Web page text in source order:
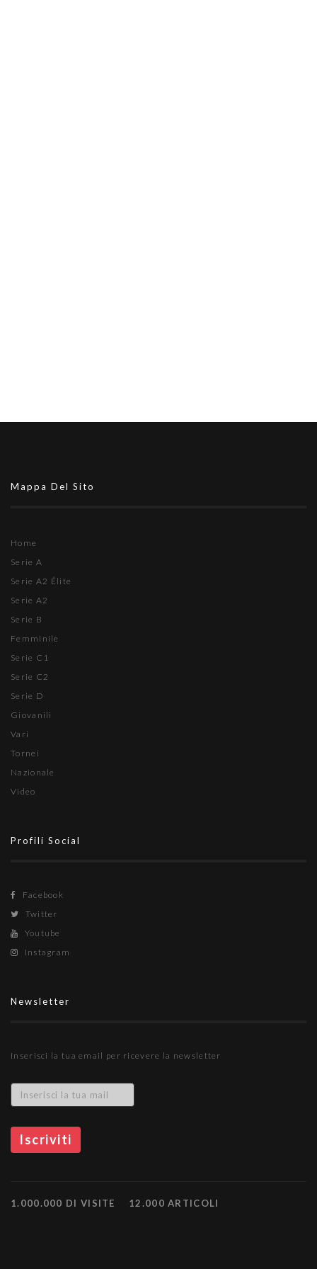
Mappa Del Sito
Home
Serie A
Serie A2 Élite
Serie A2
Serie B
Femminile
Serie C1
Serie C2
Serie D
Giovanili
Vari
Tornei
Nazionale
Video
Profili Social
Facebook
Twitter
Youtube
Instagram
Newsletter
Inserisci la tua email per ricevere la newsletter
1.000.000 DI VISITE 12.000 ARTICOLI